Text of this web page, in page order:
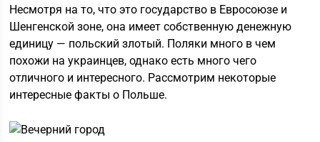
Несмотря на то, что это государство в Евросоюзе и
Шенгенской зоне, она имеет собственную денежную
единицу — польский злотый. Поляки много в чем
похожи на украинцев, однако есть много чего
отличного и интересного. Рассмотрим некоторые
интересные факты о Польше.